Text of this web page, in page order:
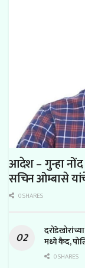
आदेश – गुन्हा
सचिन ओम्बासे
0 SHARES
मध्ये कैद,
0 SHARES